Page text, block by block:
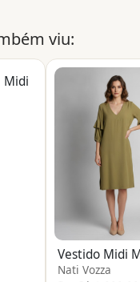
viu:
Midi
Nati Vozza